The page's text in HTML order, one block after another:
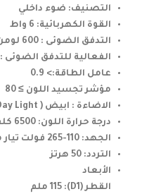
التصنيف: ضوء داخلي
القوة الكهربائية: 6 واط
التدفق الضوئى : 600 لومن
الفعالية للتدفق الضوئى : 100 لومن / ث ( 100 لومن لكل واط )
عامل الطاقة:> 0.9
مؤشر تجسيد اللون ≥ 80
الاضاءة : ابيض ( Day Light )
درجة حرارة اللون: 6500 كلفن
الجهد: 110-265 فولت تيار متردد
التردد: 50 هرتز
الأبعاد
القطر (D1): 115 ملم